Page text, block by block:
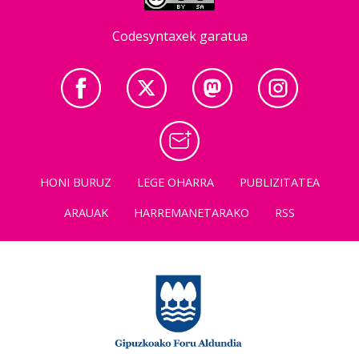
Codesyntaxek garatua
HONI BURUZ LEGE OHARRA
PUBLIZITATEA
ARAUAK
HARREMANETARAKO RSS